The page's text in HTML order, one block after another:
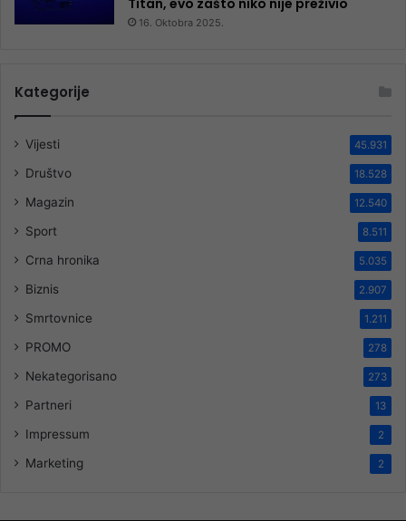
16. Oktobra 2025.
Kategorije
Vijesti 45.931
Društvo 18.528
Magazin 12.540
Sport 8.511
Crna hronika 5.035
Biznis 2.907
Smrtovnice 1.211
PROMO 278
Nekategorisano 273
Partneri 13
Impressum 2
Marketing 2